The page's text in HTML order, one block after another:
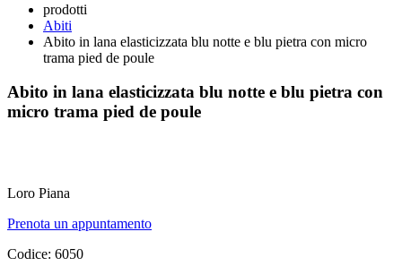
prodotti
Abiti
Abito in lana elasticizzata blu notte e blu pietra con micro
trama pied de poule
Abito in lana elasticizzata blu notte e blu pietra con
micro trama pied de poule
Loro Piana
Prenota un appuntamento
Codice: 6050